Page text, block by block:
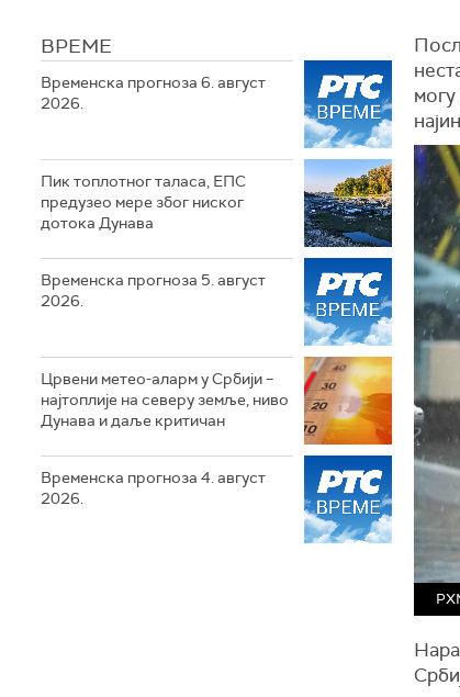
ВРЕМЕ
Временска прогноза 6. август
2026.
Пик топлотног таласа, ЕПС
предузео мере због ниског
дотока Дунава
Временска прогноза 5. август
2026.
Црвени метео-аларм у Србији –
најтоплије на северу земље, ниво
Дунава и даље критичан
Временска прогноза 4. август
2026.